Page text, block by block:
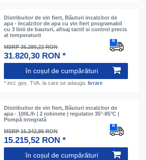
Distribuitor de vin fiert, Băuturi incalzitor de
apa - Incalzitor de apa cu vin fiert programabil
cu 3 linii de bauturi, afisaj tactil si control precis
al temperaturii
MSRP 35.280,22 RON
31.820,30 RON *
în coșul de cumpărături
*incl. ges. TVA. la care se adauga.livrare
Distribuitor de vin fiert, Băuturi incalzitor de
apa - 100L/h | 2 robinete | regulator 35°-85°C |
Pompă integrată
MSRP 16.342,86 RON
15.215,52 RON *
în coșul de cumpărături